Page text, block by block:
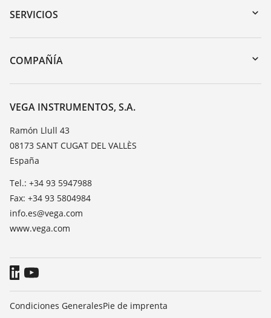
Búsqueda por número de serie
DTM Collection/PACTware
SERVICIOS
Devolución de instrumentos
Cursos de formacion
TeamViewer
COMPAÑÍA
Acerca de VEGA
Contacto
Notícias
Prensa
Blog
VEGA INSTRUMENTOS, S.A.
Ramón Llull 43
08173 SANT CUGAT DEL VALLÈS
España
Tel.: +34 93 5947988
Fax: +34 93 5804984
info.es@vega.com
www.vega.com
Condiciones GeneralesPie de imprenta